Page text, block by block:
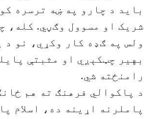
باید د چارو په ښه ترسره
شریک او مسوول وګڼي. کله،
ولس په ګډه کار وکړي، نو د
بهیر چټکېږي او مثبتې
رامنځته شي.
د پاکوالي فرهنګ ته هم
پاملرنه اړینه ده، اسلام